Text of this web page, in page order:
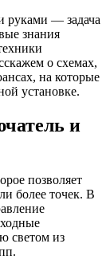
руками — задача
знания
о схемах,
на которые
установке.
и
позволяет
более точек. В
светом из